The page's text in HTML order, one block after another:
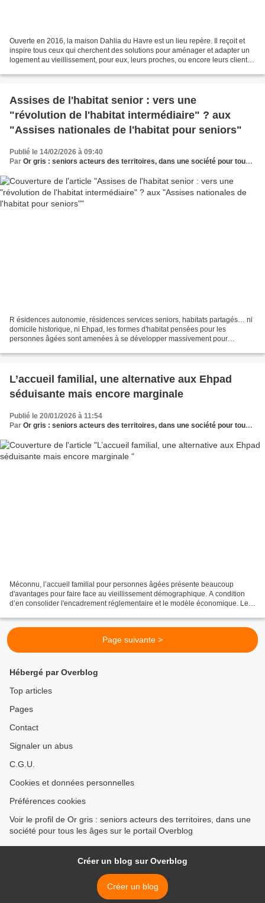
Ouverte en 2016, la maison Dahlia du Havre est un lieu repère. Il reçoit et
inspire tous ceux qui cherchent des solutions pour aménager et adapter un
logement au vieillissement, pour eux, leurs proches, ou encore leurs clients
Assises de l'habitat senior : vers une
"révolution de l'habitat intermédiaire" ? aux
"Assises nationales de l'habitat pour seniors"
Publié le 14/02/2026 à 09:40
Par Or gris : seniors acteurs des territoires, dans une société pour tous les âges
R ésidences autonomie, résidences services seniors, habitats partagés… ni
domicile historique, ni Ehpad, les formes d'habitat pensées pour les
personnes âgées sont amenées à se développer massivement pour
L’accueil familial, une alternative aux Ehpad
séduisante mais encore marginale
Publié le 20/01/2026 à 11:54
Par Or gris : seniors acteurs des territoires, dans une société pour tous les âges
Méconnu, l’accueil familial pour personnes âgées présente beaucoup
d'avantages pour faire face au vieillissement démographique. A condition
d’en consolider l'encadrement réglementaire et le modèle économique. Le
Page suivante >
Hébergé par Overblog
Top articles
Pages
Contact
Signaler un abus
C.G.U.
Cookies et données personnelles
Préférences cookies
Voir le profil de Or gris : seniors acteurs des territoires, dans une
société pour tous les âges sur le portail Overblog
Créer un blog sur Overblog
Créer un blog